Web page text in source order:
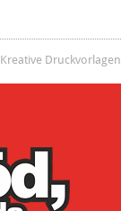
Kreative Druckvorlagen